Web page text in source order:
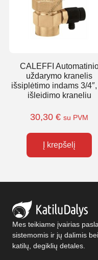
CALEFFI
uždarymo kranelis
išsiplėtimo indams 3/
išleidimo kraneliu
30,30 € su PVM
Į krepšelį
Mes teikiame įvairias
sistemomis ir jų dalimis
katilų, degiklių detales.